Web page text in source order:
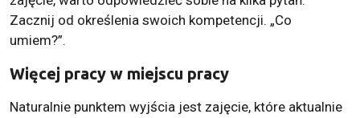
Zacznij od określenia swoich kompetencji. „Co
umiem?”.
Więcej pracy w miejscu pracy
Naturalnie punktem wyjścia jest zajęcie, które aktualnie